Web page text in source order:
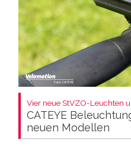
Vier neue StVZO-Leuchten
CATEYE
neuen Modellen